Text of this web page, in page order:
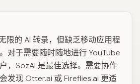
限的 AI 转录，但缺乏移动应用程
对于需要随时随地进行 YouTube
，SozAI 是最佳选择。需要协作
发现 Otter.ai 或 Fireflies.ai 更适